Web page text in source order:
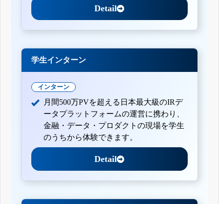
Detail
学生インターン
インターン
月間500万PVを超える日本最大級のIRデ
ータプラットフォームの運営に携わり、
金融・データ・プロダクトの現場を学生
のうちから体験できます。
Detail